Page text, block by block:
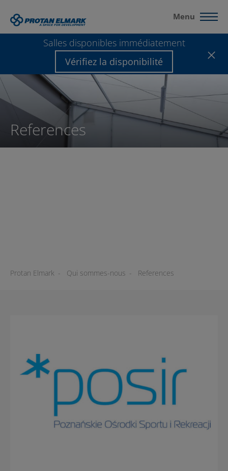
Salles disponibles immédiatement
Vérifiez la disponibilité
Menu
References
Protan Elmark - Qui sommes-nous - References